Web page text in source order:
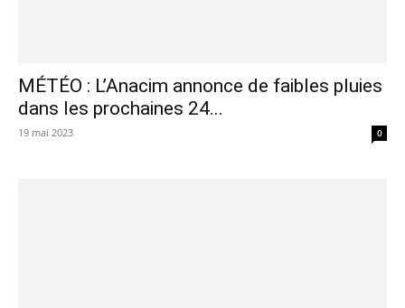
MÉTÉO : L’Anacim annonce de faibles pluies
dans les prochaines 24...
19 mai 2023 0